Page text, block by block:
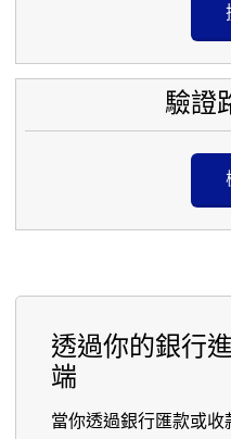
驗證
透過你的銀行
端
當你透過銀行匯款或